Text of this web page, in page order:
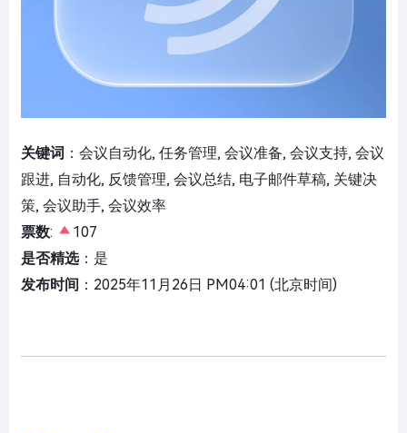
关键词 ：会议自动化, 任务管理, 会议准备, 会议支持, 会议
跟进, 自动化, 反馈管理, 会议总结, 电子邮件草稿, 关键决
策, 会议助手, 会议效率
票数:
107
是否精选：是
发布时间 ：2025年11月26日 PM04:01 (北京时间)